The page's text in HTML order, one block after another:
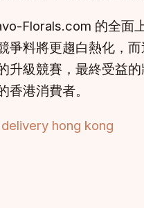
Florals.com 的全面
爭料將更趨白熱化，
升級競賽，最終受益
香港消費者。
hong kong